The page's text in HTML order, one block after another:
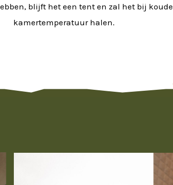
blijft het een tent en zal het bij
kamertemperatuur halen.